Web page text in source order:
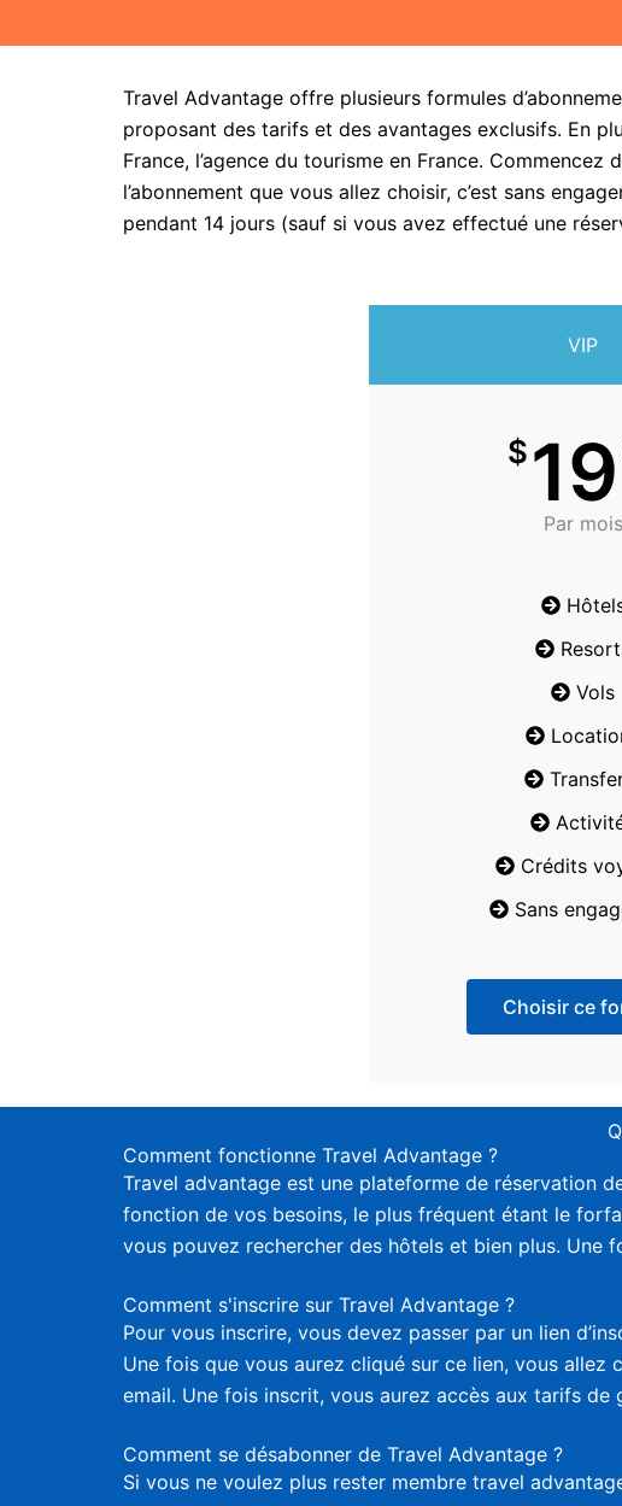
Travel Advantage offre plusieurs formules
proposant des tarifs et des avantages exclusifs. En
France, l’agence du tourisme en France. Commencez
l’abonnement que vous allez choisir, c’est sans
pendant 14 jours (sauf si vous avez effectué une
VIP
$19
Par mois
Vols
Crédits
Sans
Choisir ce
Comment fonctionne Travel Advantage ?
Travel advantage est une plateforme de réservation
fonction de vos besoins, le plus fréquent étant le
vous pouvez rechercher des hôtels et bien plus. Une
Comment s'inscrire sur Travel Advantage ?
Pour vous inscrire, vous devez passer par un lien
Une fois que vous aurez cliqué sur ce lien, vous
email. Une fois inscrit, vous aurez accès aux tarifs de
Comment se désabonner de Travel Advantage ?
Si vous ne voulez plus rester membre travel